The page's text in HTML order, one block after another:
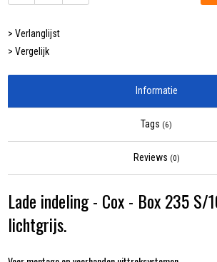
> Verlanglijst
> Vergelijk
Informatie
Tags (6)
Reviews (0)
Lade indeling - Cox - Box 235 S/
lichtgrijs.